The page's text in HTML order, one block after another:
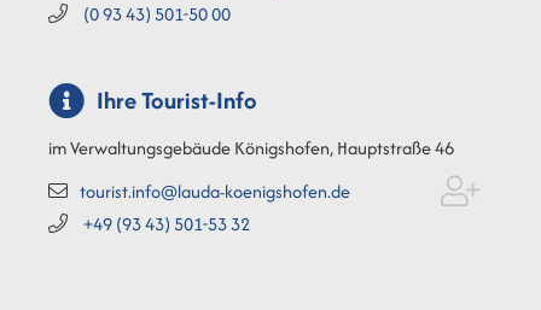
(09343) 501-5000
Ihre Tourist-Info
im Verwaltungsgebäude Königshofen, Hauptstraße 46
tourist.info@lauda-koenigshofen.de
+49 (9343) 501-5332